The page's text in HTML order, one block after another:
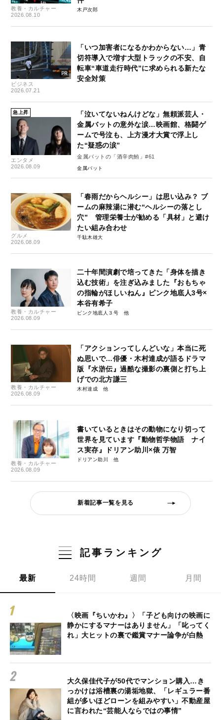
教養・カルチャー
2026.08.10
木戸次郎
ビジネス
2026.07.21
「いつ加害者になるかわからない…」青
切符導入で増す大型トラックの不安、自
転車“車道走行時代”に求められる新たな
安全対策
急上昇
エンタメ
2026.08.09
「泣いてないねんけどな」無頼派芸人・
金属バットの意外な涙…映画館、格闘ゲ
ームで号泣も、上方漫才大賞で浮上し
た“疑惑の涙”
金属バットの「酒辛肉鮪」#61
金属バット
グルメ
2026.08.09
「春雨だからヘルシー」は思い込み？ ブ
ームの麻辣湯に潜む“ヘルシーの落とし
穴” 管理栄養士が勧める「具材」と避け
たい組み合わせ
千駄木雄大
教養・カルチャー
2026.08.09
二十年間演劇で培ってきた「身体を描き
込む技術」を注ぎ込みました『おもちゃ
の指輪がほしいねん』ピンク地底人3号×
本谷有希子
ピンク地底人３号
教養・カルチャー
2026.08.09
「アクションってしんどいな」本当に死
ぬ思いで…俳優・木村達成が語るドラマ
版『水滸伝』過酷な撮影の裏側と打ち上
げでの北方謙三
木村達成
教養・カルチャー
2026.08.09
書いているときはその動物になり切って
世界を見ています『動物哲学物語 ナイ
ス実存』ドリアン助川×俵 万智
ドリアン助川
新着記事一覧を見る
記事ランキング
最新 24時間 週間 月間
〈映画『ちいかわ』〉「子ども向けの映画に
静かにするマナーはありません」「叱ってく
れ」大ヒットの裏で鑑賞マナー論争が白熱
大久保佳代子が50代でマンション購入…き
っかけは浴槽裏の湯垢地獄、「レギュラー番
組が多いほどローンを組みやすい」不動産屋
に言われた“芸能人ならではの事情”